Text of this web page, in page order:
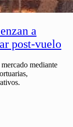
a
post-vuelo
mediante